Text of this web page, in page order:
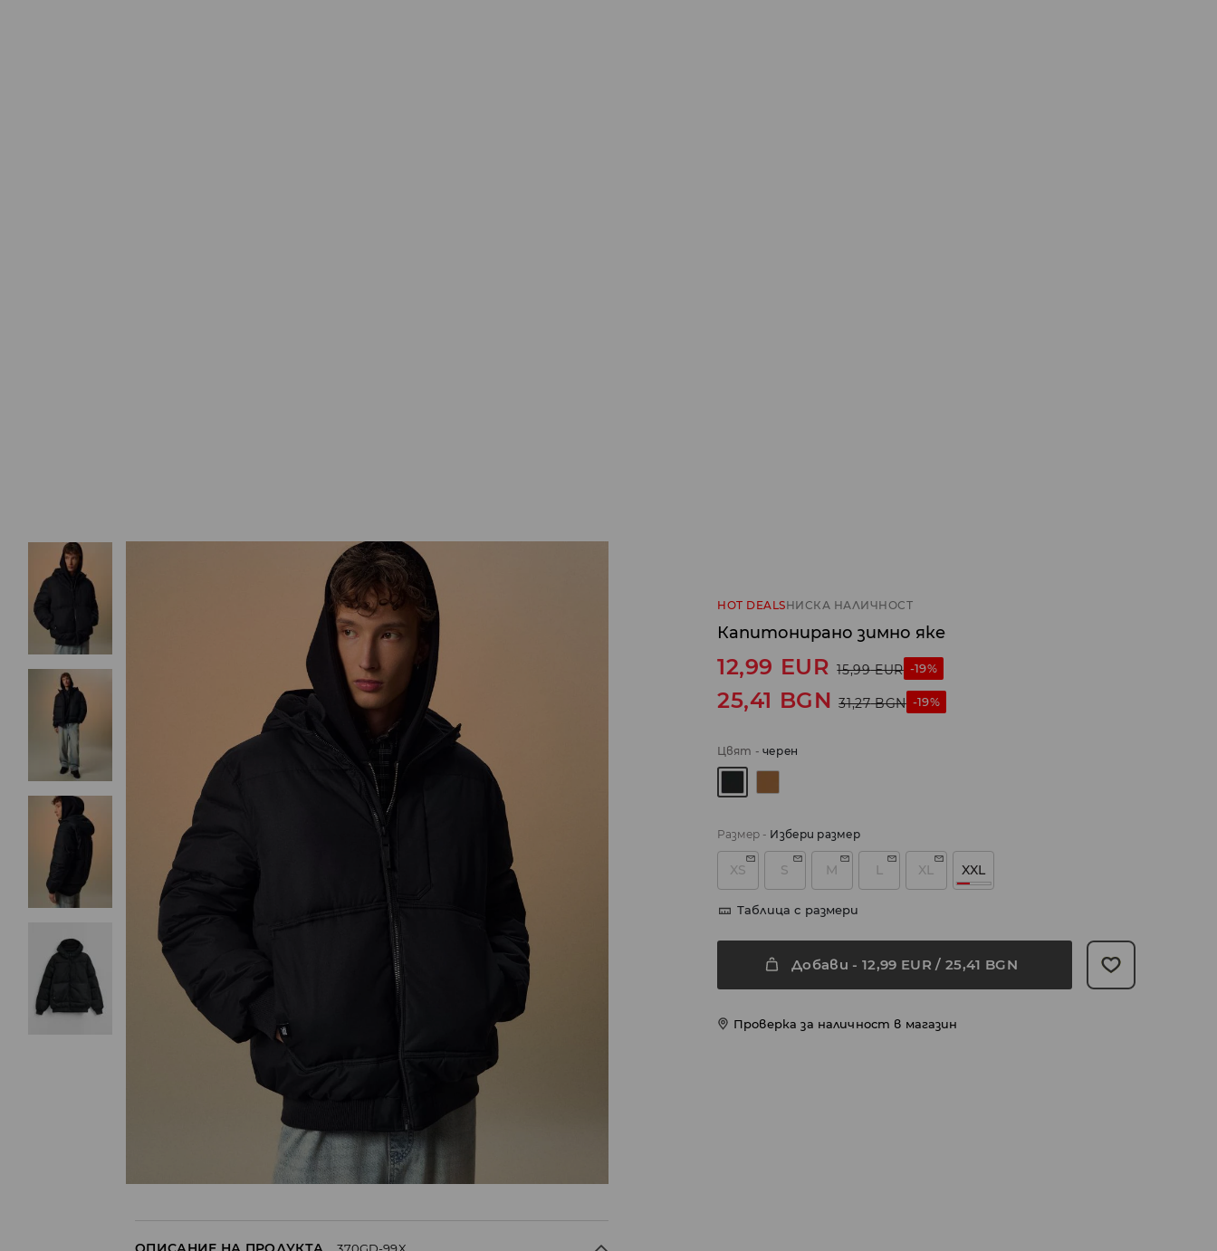
HOT DEALSНИСКА НАЛИЧНОСТ
Капитонирано зимно яке
12,99 EUR 15,99 EUR -19%
25,41 BGN 31,27 BGN -19%
Цвят -черeн
Размер- Избери размер
XS S M L XL XXL
Таблица с размери
Добави -12,99 EUR / 25,41 BGN
Проверка за наличност в магазин